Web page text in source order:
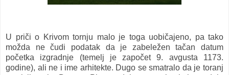
U priči o Krivom tornju malo je toga uobičajeno, pa tako
možda ne čudi podatak da je zabeležen tačan datum
početka izgradnje (temelj je započet 9. avgusta 1173.
godine), ali ne i ime arhitekte. Dugo se smatralo da je toranj